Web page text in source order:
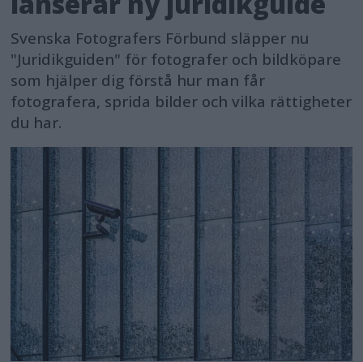
Svenska Fotografers Förbund släpper nu
"Juridikguiden" för fotografer och bildköpare
som hjälper dig förstå hur man får
fotografera, sprida bilder och vilka rättigheter
du har.